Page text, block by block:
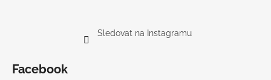
Sledovat na Instagramu
Facebook